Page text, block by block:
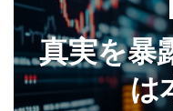
真実を暴
は